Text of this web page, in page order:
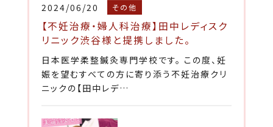
2024/06/20 その他
【不妊治療・婦人科治療】田中レディスク
リニック渋谷様と提携しました。
日本医学柔整鍼灸専門学校です。 この度、妊
娠を望むすべての方に寄り添う不妊治療クリ
ニックの【田中レデ…